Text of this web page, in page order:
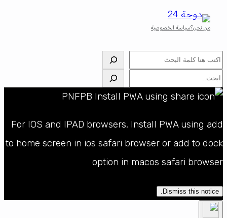
من نحن؟سياسة الخصوصية
البحث
البحث
For IOS and IPAD browsers, Install PWA using add
to home screen in ios safari browser or add to dock
option in macos safari browser
Dismiss this notice.